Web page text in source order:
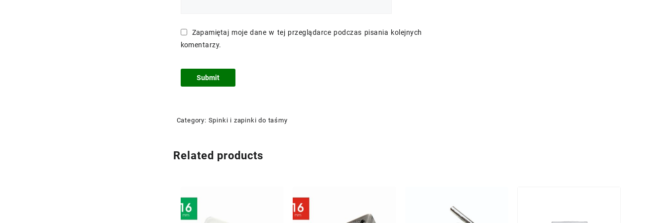
Zapamiętaj moje dane w tej przeglądarce podczas pisania kolejnych
komentarzy.
Category: Spinki i zapinki do taśmy
Related products